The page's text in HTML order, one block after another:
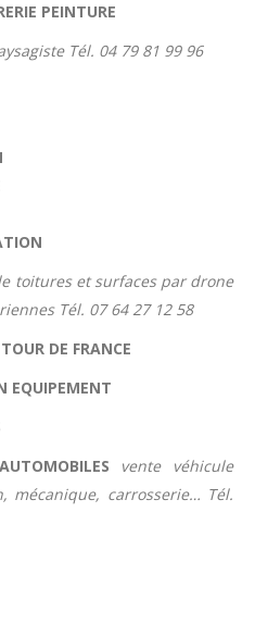
PEINTURE
Tél. 04 79 81 99 96
toitures et surfaces par drone
Tél. 07 64 27 12 58
DE FRANCE
EQUIPEMENT
vente véhicule
mécanique, carrosserie… Tél.